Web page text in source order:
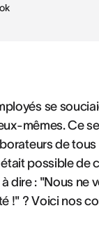
se
mêmes. Ce
de
possible de
dire : "Nous ne
!" ? Voici nos